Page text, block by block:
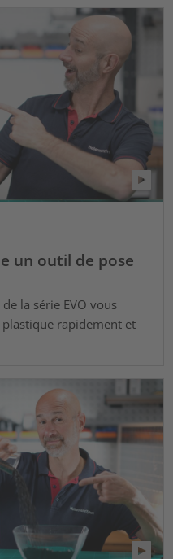
un outil de pose
la série EVO vous
rapidement et